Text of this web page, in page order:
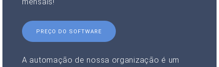
PREÇO DO SOFTWARE
A automação de nossa organização é um